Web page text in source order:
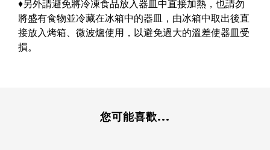
♦另外請避免將冷凍食品放入器皿中直接加熱，也請勿
將盛有食物並冷藏在冰箱中的器皿，由冰箱中取出後直
接放入烤箱、微波爐使用，以避免過大的溫差使器皿受
損。
您可能喜歡...